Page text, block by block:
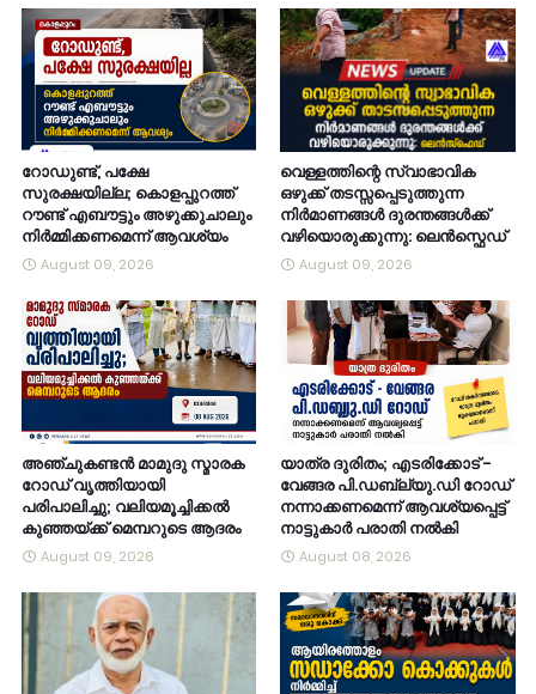
റോഡുണ്ട്, പക്ഷേ
സുരക്ഷയില്ല; കൊളപ്പുറത്ത്
റൗണ്ട് എബൗട്ടും അഴുക്കുചാലും
നിർമ്മിക്കണമെന്ന് ആവശ്യം
August 09, 2026
വെള്ളത്തിന്റെ സ്വാഭാവിക
ഒഴുക്ക് തടസ്സപ്പെടുത്തുന്ന
നിർമാണങ്ങൾ ദുരന്തങ്ങൾക്ക്
വഴിയൊരുക്കുന്നു: ലെൻസ്ഫെഡ്
August 09, 2026
അഞ്ചുകണ്ടൻ മാമുദു സ്മാരക
റോഡ് വൃത്തിയായി
പരിപാലിച്ചു; വലിയമൂച്ചിക്കൽ
കുഞ്ഞയ്ക്ക് മെമ്പറുടെ ആദരം
August 09, 2026
യാത്ര ദുരിതം; എടരിക്കോട് -
വേങ്ങര പി.ഡബ്ല്യു.ഡി റോഡ്
നന്നാക്കണമെന്ന് ആവശ്യപ്പെട്ട്
നാട്ടുകാർ പരാതി നൽകി
August 08, 2026